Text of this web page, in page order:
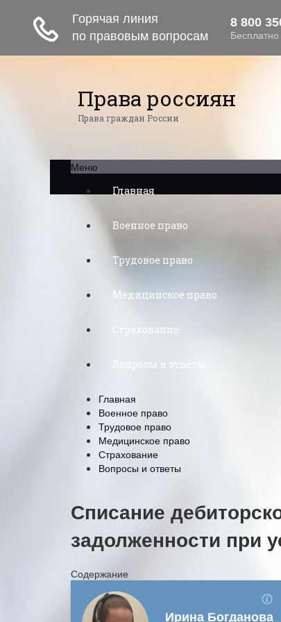
Права россиян
Права граждан России
Меню
Главная
Военное право
Трудовое право
Медицинское право
Страхование
Вопросы и ответы
Главная
Военное право
Трудовое право
Медицинское право
Страхование
Вопросы и ответы
Списание
задолженности при
Содержание